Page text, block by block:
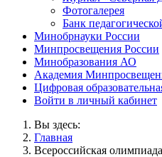
Фотогалерея
Банк
Минобрнауки России
Минпросвещения России
Минобразования АО
Академия
Цифровая
Войти в личный кабинет
Вы здесь:
Главная
Всероссийская